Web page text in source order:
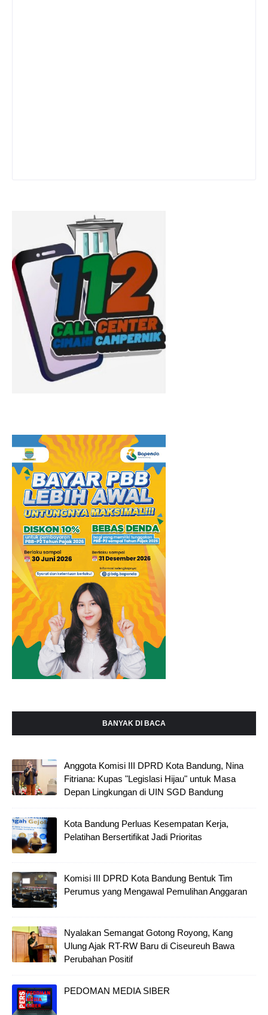
BANYAK DI BACA
Anggota Komisi III DPRD Kota Bandung, Nina
Fitriana: Kupas "Legislasi Hijau" untuk Masa
Depan Lingkungan di UIN SGD Bandung
Kota Bandung Perluas Kesempatan Kerja,
Pelatihan Bersertifikat Jadi Prioritas
Komisi III DPRD Kota Bandung Bentuk Tim
Perumus yang Mengawal Pemulihan Anggaran
Nyalakan Semangat Gotong Royong, Kang
Ulung Ajak RT-RW Baru di Ciseureuh Bawa
Perubahan Positif
PEDOMAN MEDIA SIBER